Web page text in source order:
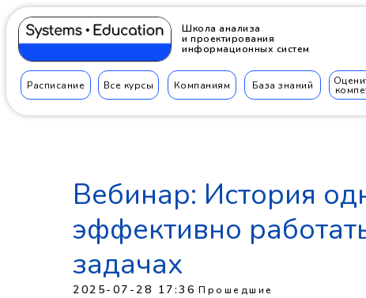
Школа анализа
и проектирования
информационных систем
Расписание Все курсы Компаниям База знаний
Вебинар: История
эффективно
задачах
2025-07-28 17:36 Прошедшие